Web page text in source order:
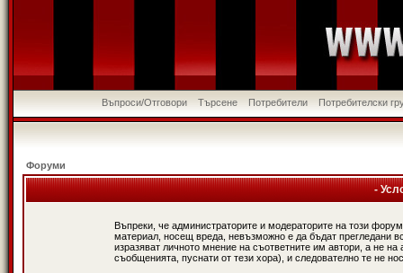
Въпроси/Отговори Търсене Потребители Потребителски
Форуми
-
Въпреки, че администраторите и модераторите на този
материал, носещ вреда, невъзможно е да бъдат прегледани
изразяват личното мнение на съответните им автори, а не
съобщенията, пуснати от тези хора), и следователно те не